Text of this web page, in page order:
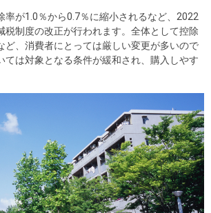
築・
中古
一戸
を探
事業
用物
件を
探す
却
相
談
案内（名
古屋）
案内（関
西）
要
Way
組織図
役員一
覧
リリース
採用情報
方
閉じる
率が1.0％から0.7％に縮小されるなど、2022
税制度の改正が行われます。全体として控除
ど、消費者にとっては厳しい変更が多いので
ては対象となる条件が緩和され、購入しやす